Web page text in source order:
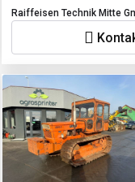
Raiffeisen Technik Mitte